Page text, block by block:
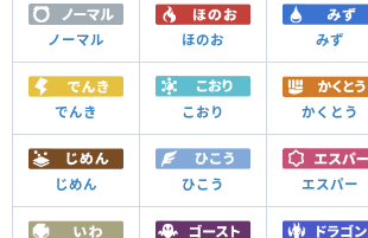
ノーマル ほのお みず
でんき こおり かくとう
じめん ひこう エスパー